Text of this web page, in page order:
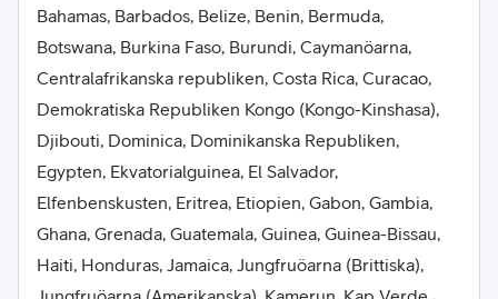
Bahamas, Barbados, Belize, Benin, Bermuda,
Botswana, Burkina Faso, Burundi, Caymanöarna,
Centralafrikanska republiken, Costa Rica, Curacao,
Demokratiska Republiken Kongo (Kongo-Kinshasa),
Djibouti, Dominica, Dominikanska Republiken,
Egypten, Ekvatorialguinea, El Salvador,
Elfenbenskusten, Eritrea, Etiopien, Gabon, Gambia,
Ghana, Grenada, Guatemala, Guinea, Guinea-Bissau,
Haiti, Honduras, Jamaica, Jungfruöarna (Brittiska),